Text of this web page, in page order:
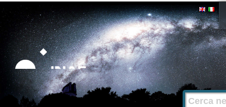
Strumenti
personali
Salta
contenuti.
|
Salta
alla
navigazione
Cerca nel
Ricerca
avanzata…